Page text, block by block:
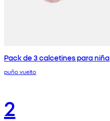
Pack de 3 calcetines para niña
puño vuelto
2